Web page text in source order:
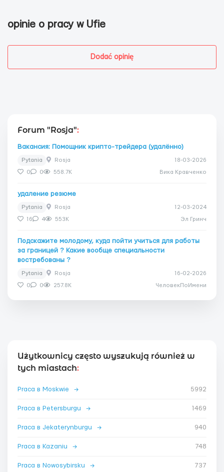
opinie o pracy w Ufie
Dodać opinię
Forum "Rosja":
Вакансия: Помощник крипто-трейдера (удалённо)
Pytania Rosja 18-03-2026
0 0 558.7K Вика Кравченко
удаление резюме
Pytania Rosja 12-03-2024
16 4 553K Эл Гринч
Подскажите молодому, куда пойти учиться для работы
за границей ? Какие вообще специальности
востребованы ?
Pytania Rosja 16-02-2026
0 0 257.8K ЧеловекПоИмени
Użytkownicy często wyszukują również w
tych miastach:
Praca в Moskwie → 5992
Praca в Petersburgu → 1469
Praca в Jekaterynburgu → 940
Praca в Kazaniu → 748
Praca в Nowosybirsku → 737